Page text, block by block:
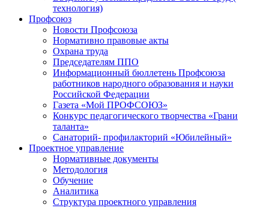
технология)
Профсоюз
Новости Профсоюза
Нормативно правовые акты
Охрана труда
Председателям ППО
Информационный бюллетень Профсоюза
работников народного образования и науки
Российской Федерации
Газета «Мой ПРОФСОЮЗ»
Конкурс педагогического творчества «Грани
таланта»
Санаторий- профилакторий «Юбилейный»
Проектное управление
Нормативные документы
Методология
Обучение
Аналитика
Структура проектного управления